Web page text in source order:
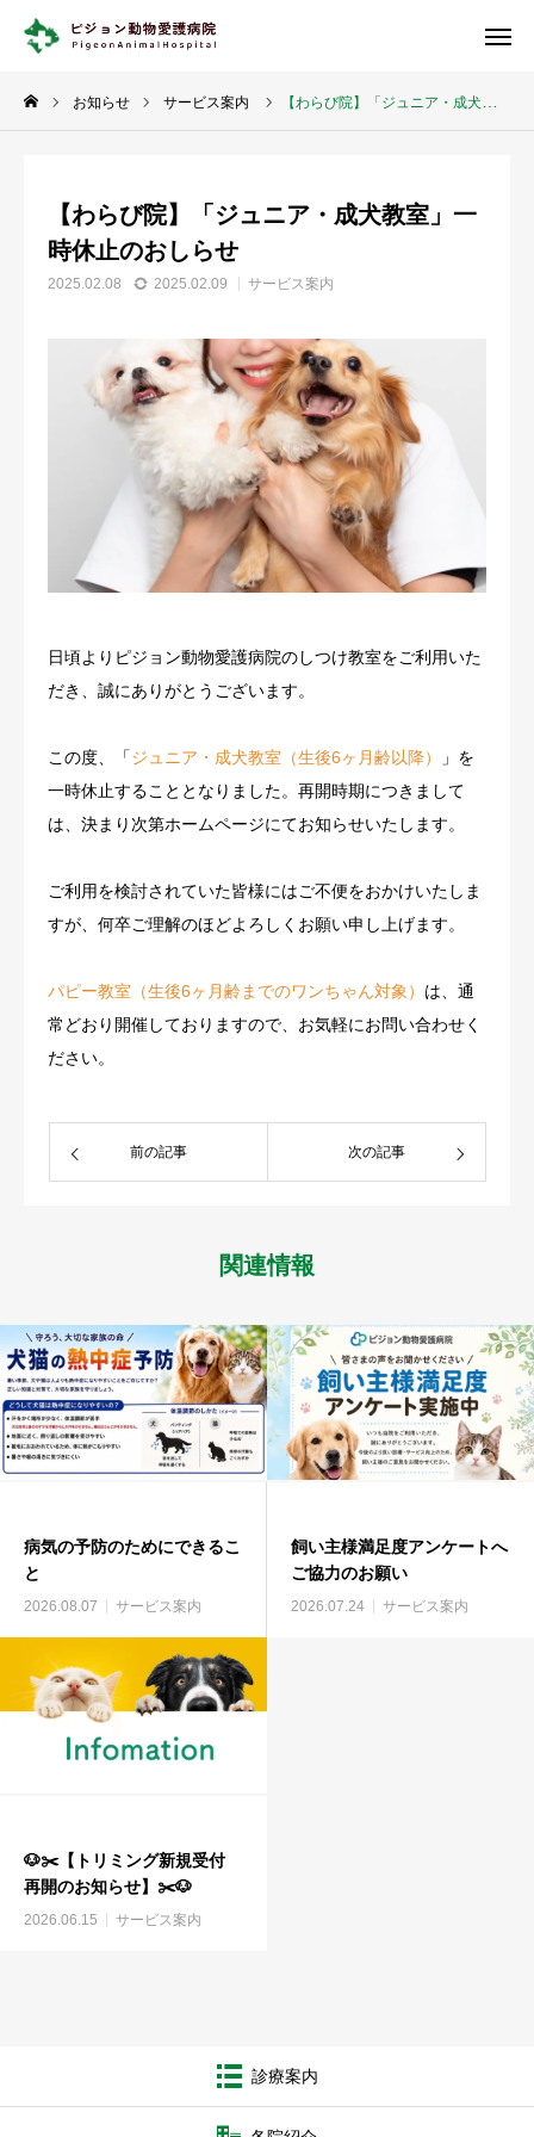
お知らせ サービス案内 【わらび院】「ジュニア・成犬教室」一時休止のおしらせ
【わらび院】「ジュニア・成犬教室」一
時休止のおしらせ
2025.02.08 2025.02.09 サービス案内
日頃よりピジョン動物愛護病院のしつけ教室をご利用いた
だき、誠にありがとうございます。
この度、「ジュニア・成犬教室（生後6ヶ月齢以降）
」を
一時休止することとなりました。再開時期につきまして
は、決まり次第ホームページにてお知らせいたします。
ご利用を検討されていた皆様にはご不便をおかけいたしま
すが、何卒ご理解のほどよろしくお願い申し上げます。
パピー教室（生後6ヶ月齢までのワンちゃん対象） は、通
常どおり開催しておりますので、お気軽にお問い合わせく
ださい。
前の記事 次の記事
関連情報
病気の予防のためにできるこ
と
2026.08.07 サービス案内
飼い主様満足度アンケートへ
ご協力のお願い
2026.07.24 サービス案内
🐶✂️【トリミング新規受付
再開のお知らせ】✂️🐶
2026.06.15 サービス案内
診療案内
診療案内 診察予約
当院について
各院紹介
専門クリニック
セカンドオピニオン